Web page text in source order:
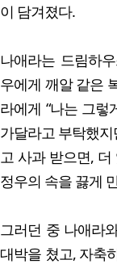
이 담겨졌다.
나애라는 드림하
우에게 깨알 같은
라에게 “나는 그렇
가달라고 부탁했
고 사과 받으면, 더
정우의 속을 끓게
그러던 중 나애라
대박을 쳤고, 자축